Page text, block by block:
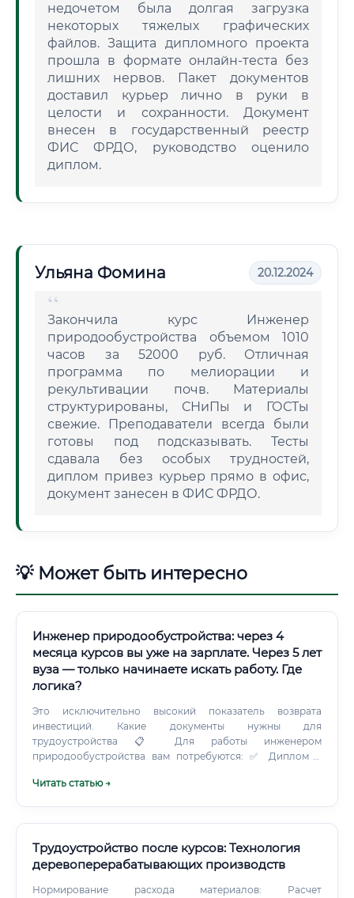
недочетом была долгая загрузка
некоторых тяжелых графических
файлов. Защита дипломного проекта
прошла в формате онлайн-теста без
лишних нервов. Пакет документов
доставил курьер лично в руки в
целости и сохранности. Документ
внесен в государственный реестр
ФИС ФРДО, руководство оценило
диплом.
Ульяна Фомина 20.12.2024
Закончила курс Инженер
природообустройства объемом 1010
часов за 52000 руб. Отличная
программа по мелиорации и
рекультивации почв. Материалы
структурированы, СНиПы и ГОСТы
свежие. Преподаватели всегда были
готовы под подсказывать. Тесты
сдавала без особых трудностей,
диплом привез курьер прямо в офис,
документ занесен в ФИС ФРДО.
💡 Может быть интересно
Инженер природообустройства: через 4
месяца курсов вы уже на зарплате. Через 5 лет
вуза — только начинаете искать работу. Где
логика?
Это исключительно высокий показатель возврата
инвестиций. Какие документы нужны для
трудоустройства 📋 Для работы инженером
природообустройства вам потребуются: ✅ Диплом о
диплом/удостоверение о профессиональной
(саморегулируемой организации) в строительстве/
проектировании ✅ Медицинская справка (для полевых
категории B (желательно, часто обязательно) ✅
Читать статью →
Трудоустройство после курсов: Технология
деревоперерабатывающих производств
Нормирование расхода материалов: Расчет